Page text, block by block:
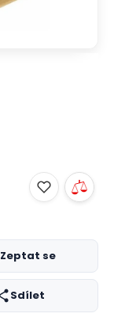
Zeptat se
Sdílet